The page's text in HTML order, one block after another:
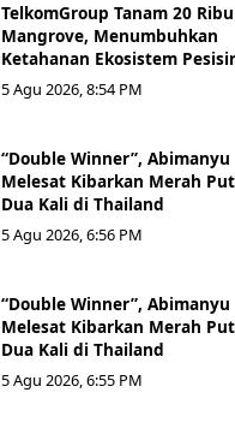
TelkomGroup Tanam 20 Ribu
Mangrove, Menumbuhkan
Ketahanan Ekosistem Pesisir
5 Agu 2026, 8:54 PM
“Double Winner”, Abimanyu
Melesat Kibarkan Merah
Dua Kali di Thailand
5 Agu 2026, 6:56 PM
“Double Winner”, Abimanyu
Melesat Kibarkan Merah
Dua Kali di Thailand
5 Agu 2026, 6:55 PM